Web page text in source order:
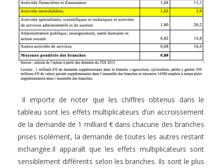
Il importe de noter que les chiffres obtenus dans le
tableau sont les effets multiplicateurs d’un accroissement
de la demande de 1 milliard € dans chacune des branches
prises isolément, la demande de toutes les autres restant
inchangée.Il apparaît que les effets multiplicateurs sont
sensiblement différents selon les branches. Ils sont le plus